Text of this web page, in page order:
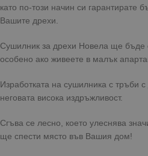
като по-този начин си гарантирате
Вашите дрехи.
Сушилник за дрехи Новела ще бъде
особено ако живеете в малък
Изработката на сушилника с тръби
неговата висока издръжливост.
Сгъва се лесно, което улеснява
ще спести място във Вашия дом!